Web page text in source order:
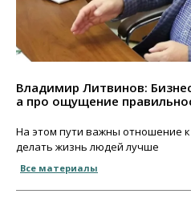
Владимир Литвинов:
а про ощущение
На этом пути важны отношение
делать жизнь людей лучше
Все материалы